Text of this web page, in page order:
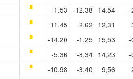
-1,53 -12,38 14,54
-
-11,45 -2,62 12,31
-14,20 -1,25 15,53
-
-5,36 -8,34 14,23
-
-10,98 -3,40 9,56